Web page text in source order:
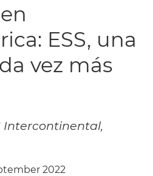
ESS, una
vez más
Intercontinental,
2022